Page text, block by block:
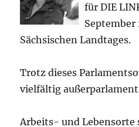
für DIE
September
Sächsischen Landtages.
Trotz dieses
vielfältig
Arbeits- und Lebensorte